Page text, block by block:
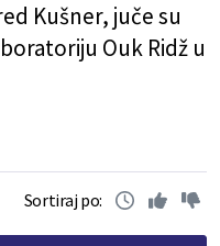
Kušner, juče su
Ouk Ridž u
Sortiraj po: